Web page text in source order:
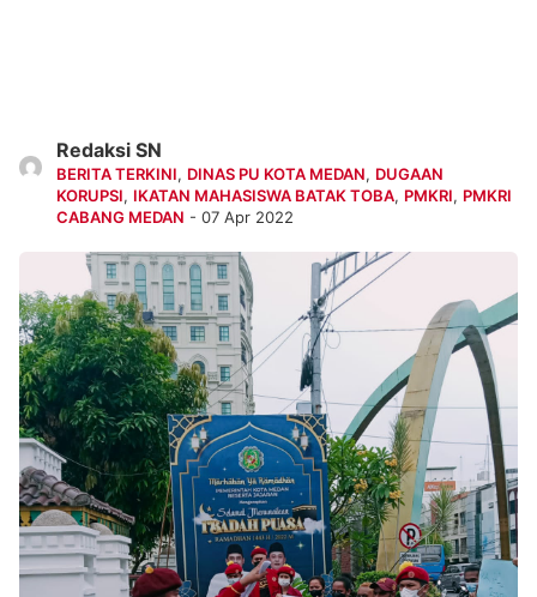
Redaksi SN
BERITA TERKINI, DINAS PU KOTA MEDAN, DUGAAN
KORUPSI, IKATAN MAHASISWA BATAK TOBA, PMKRI, PMKRI
CABANG MEDAN - 07 Apr 2022